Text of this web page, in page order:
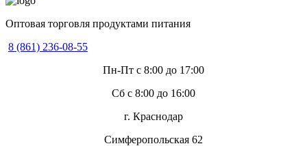
Оптовая торговля продуктами питания
8 (861) 236-08-55
Пн-Пт с 8:00 до 17:00
Сб с 8:00 до 16:00
г. Краснодар
Симферопольская 62